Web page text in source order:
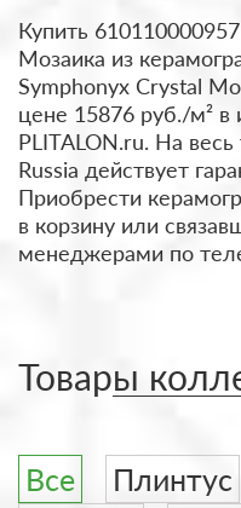
Купить
Мозаика из
Symphonyx Crystal
цене 15876 руб./м² в
PLITALON.ru. На
Russia действует
Приобрести
в корзину или
менеджерами по
Товары
Все Плинтус